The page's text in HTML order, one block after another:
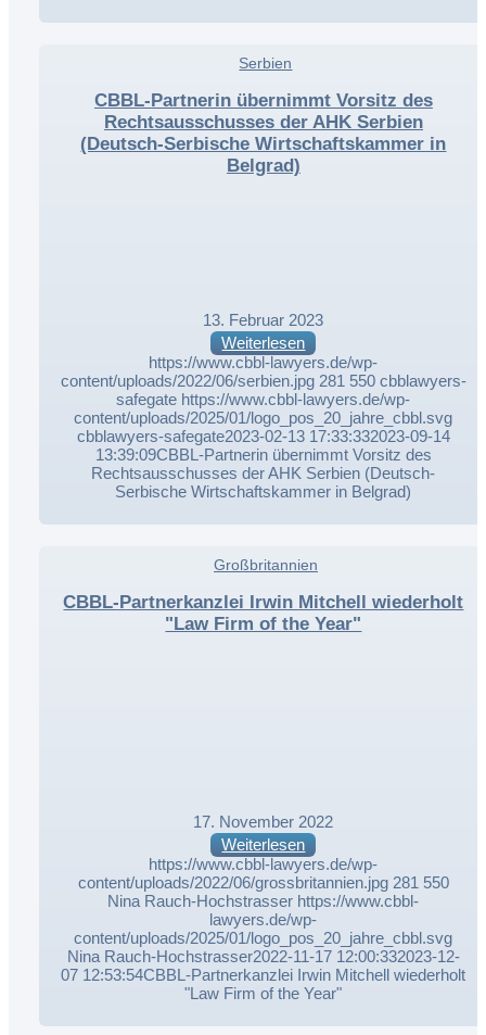
CBBL-Partnerin übernimmt Vorsitz des
Rechtsausschusses der AHK Serbien
(Deutsch-Serbische Wirtschaftskammer in
Belgrad)
Serbien
13. Februar 2023
Weiterlesen
https://www.cbbl-lawyers.de/wp-
content/uploads/2022/06/serbien.jpg 281 550 cbblawyers-
safegate https://www.cbbl-lawyers.de/wp-
content/uploads/2025/01/logo_pos_20_jahre_cbbl.svg
cbblawyers-safegate2023-02-13 17:33:332023-09-14
13:39:09CBBL-Partnerin übernimmt Vorsitz des
Rechtsausschusses der AHK Serbien (Deutsch-
Serbische Wirtschaftskammer in Belgrad)
CBBL-Partnerkanzlei Irwin Mitchell wiederholt
"Law Firm of the Year"
Großbritannien
17. November 2022
Weiterlesen
https://www.cbbl-lawyers.de/wp-
content/uploads/2022/06/grossbritannien.jpg 281 550
Nina Rauch-Hochstrasser https://www.cbbl-
lawyers.de/wp-
content/uploads/2025/01/logo_pos_20_jahre_cbbl.svg
Nina Rauch-Hochstrasser2022-11-17 12:00:332023-12-
07 12:53:54CBBL-Partnerkanzlei Irwin Mitchell wiederholt
"Law Firm of the Year"